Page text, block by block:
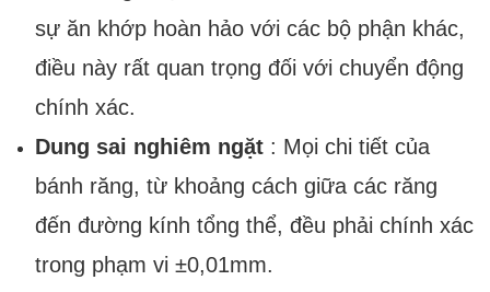
sự ăn khớp hoàn hảo với các bộ phận khác,
điều này rất quan trọng đối với chuyển động
chính xác.
Dung sai nghiêm ngặt: Mọi chi tiết của
bánh răng, từ khoảng cách giữa các răng
đến đường kính tổng thể, đều phải chính xác
trong phạm vi ±0,01mm.